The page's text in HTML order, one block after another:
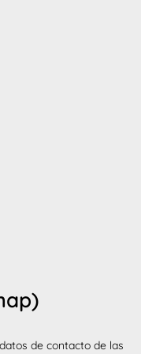
de contacto de las